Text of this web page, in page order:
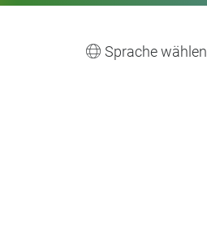
Sprache wählen